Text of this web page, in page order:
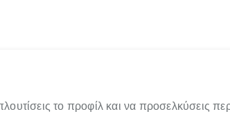
το προφίλ και να προσελκύσεις